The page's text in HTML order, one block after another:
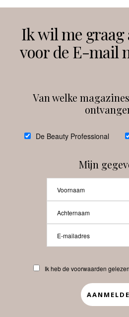
Instagram
Beauty-
Abonneren
APP
Ik wil me graag
voor de E-mail
Van welke
De Beauty Professional
Mijn
Ik heb de voorwaarden